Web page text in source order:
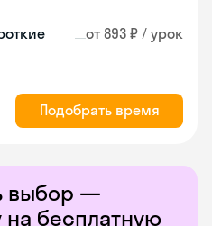
от 893 ₽ / урок
Подобрать время
выбор —
на бесплатную